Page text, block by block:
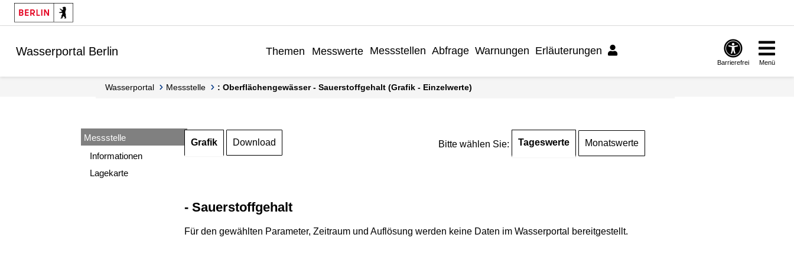
Springe zur Navigation
Springe zum Inhalt
Wasserportal Berlin Themen Messwerte Messstellen Abfrage Warnungen Erläuterungen
Barrierefrei Menü
Wasserportal Messstelle : Oberflächengewässer - Sauerstoffgehalt (Grafik - Einzelwerte)
Messstelle
Informationen
Lagekarte
Grafik Download Bitte wählen Sie: Tageswerte Monatswerte
- Sauerstoffgehalt
Für den gewählten Parameter, Zeitraum und Auflösung werden keine Daten im Wasserportal bereitgestellt.